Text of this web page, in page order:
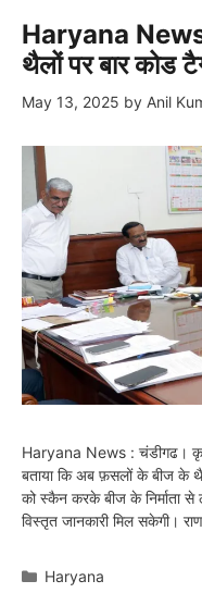
Haryana
थैलों पर बार कोड
May 13, 2025 by Anil
Haryana News : चंडीगढ।
बताया कि अब फ़सलों के बीज के
को स्कैन करके बीज के निर्माता
विस्तृत जानकारी मिल सकेगी।
Categories
Haryana